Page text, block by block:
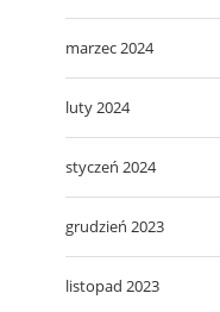
marzec 2024
luty 2024
styczeń 2024
grudzień 2023
listopad 2023